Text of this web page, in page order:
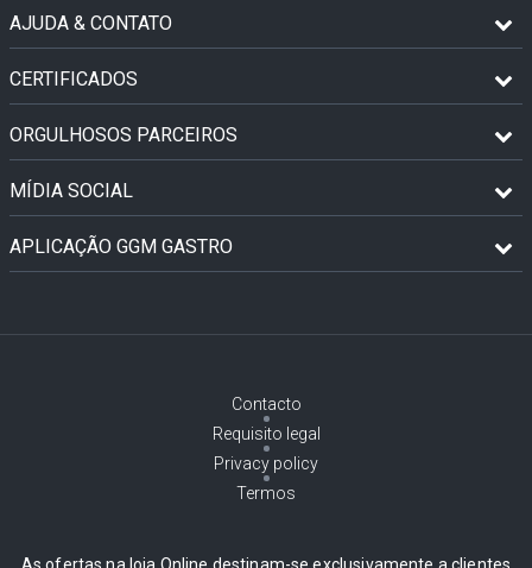
AJUDA & CONTATO
CERTIFICADOS
ORGULHOSOS PARCEIROS
MÍDIA SOCIAL
APLICAÇÃO GGM GASTRO
Contacto
Requisito legal
Privacy policy
Termos